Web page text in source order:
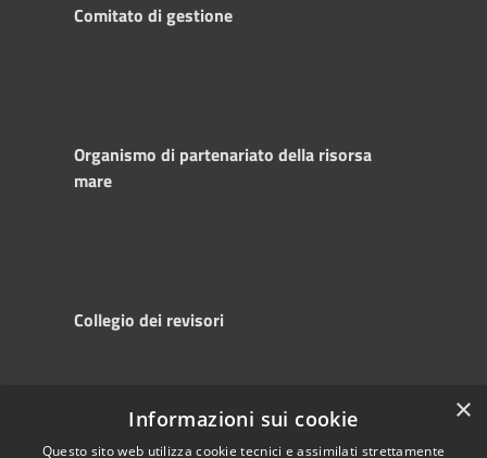
Comitato di gestione
Organismo di partenariato della risorsa
mare
Collegio dei revisori
Accessibility
Copyright © 2025
Autorità di
×
Informazioni sui cookie
Questo sito web utilizza cookie tecnici e assimilati strettamente